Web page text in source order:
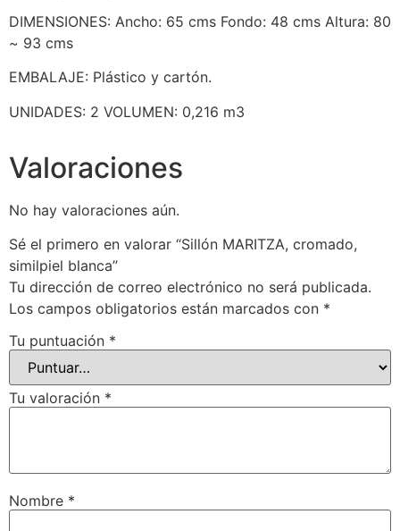
DIMENSIONES: Ancho: 65 cms Fondo: 48 cms Altura: 80
~ 93 cms
EMBALAJE: Plástico y cartón.
UNIDADES: 2 VOLUMEN: 0,216 m3
Valoraciones
No hay valoraciones aún.
Sé el primero en valorar “Sillón MARITZA, cromado,
similpiel blanca”
Tu dirección de correo electrónico no será publicada.
Los campos obligatorios están marcados con *
Tu puntuación *
Tu valoración *
Nombre *